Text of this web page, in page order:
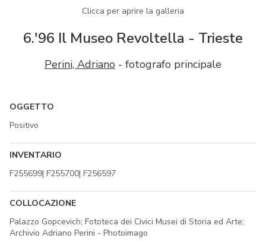
Clicca per aprire la galleria
6.'96 Il Museo Revoltella - Trieste
Perini, Adriano - fotografo principale
OGGETTO
Positivo
INVENTARIO
F255699| F255700| F256597
COLLOCAZIONE
Palazzo Gopcevich; Fototeca dei Civici Musei di Storia ed Arte;
Archivio Adriano Perini - Photoimago